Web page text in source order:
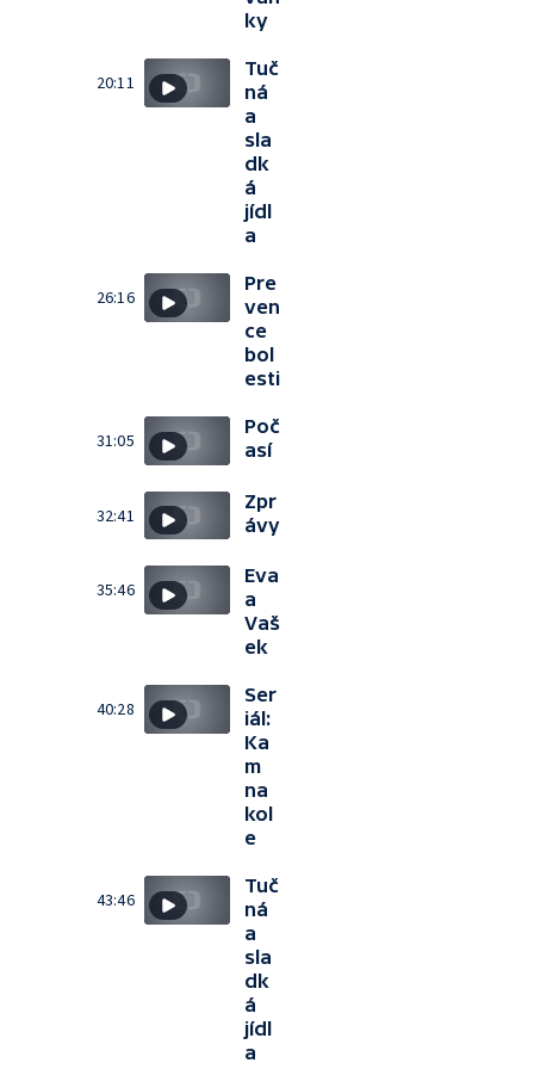
ky
20:11
Tuč
ná
a
sla
dk
á
jídl
a
26:16
Pre
ven
ce
bol
esti
31:05
Poč
así
32:41
Zpr
ávy
35:46
Eva
a
Vaš
ek
40:28
Ser
iál:
Ka
m
na
kol
e
43:46
Tuč
ná
a
sla
dk
á
jídl
a